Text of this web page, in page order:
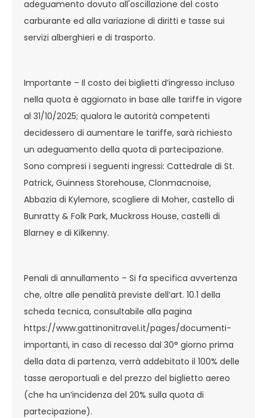
adeguamento dovuto all'oscillazione del costo
carburante ed alla variazione di diritti e tasse sui
servizi alberghieri e di trasporto.
Importante – Il costo dei biglietti d’ingresso incluso
nella quota è aggiornato in base alle tariffe in vigore
al 31/10/2025; qualora le autorità competenti
decidessero di aumentare le tariffe, sarà richiesto
un adeguamento della quota di partecipazione.
Sono compresi i seguenti ingressi: Cattedrale di St.
Patrick, Guinness Storehouse, Clonmacnoise,
Abbazia di Kylemore, scogliere di Moher, castello di
Bunratty & Folk Park, Muckross House, castelli di
Blarney e di Kilkenny.
Penali di annullamento – Si fa specifica avvertenza
che, oltre alle penalità previste dell’art. 10.1 della
scheda tecnica, consultabile alla pagina
https://www.gattinonitravel.it/pages/documenti-
importanti, in caso di recesso dal 30° giorno prima
della data di partenza, verrà addebitato il 100% delle
tasse aeroportuali e del prezzo del biglietto aereo
(che ha un’incidenza del 20% sulla quota di
partecipazione).